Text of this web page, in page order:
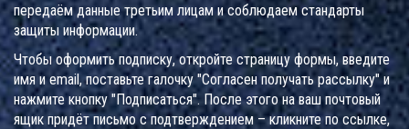
передаём данные третьим лицам и соблюдаем стандарты
защиты информации.
Чтобы оформить подписку, откройте страницу формы, введите
имя и email, поставьте галочку "Согласен получать рассылку" и
нажмите кнопку "Подписаться". После этого на ваш почтовый
ящик придёт письмо с подтверждением – кликните по ссылке,